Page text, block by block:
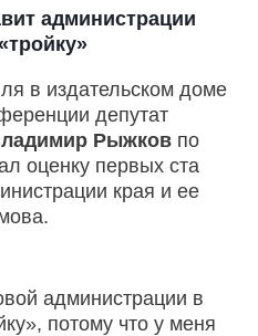
администрации
в издательском доме
депутат
Рыжков по
оценку первых ста
края и ее
администрации в
потому что у меня